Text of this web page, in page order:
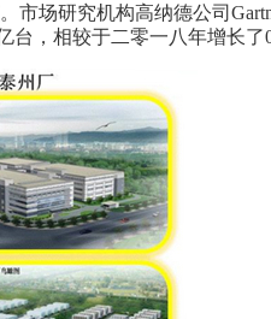
市场研究机构高纳德公司
，相较于二零一八年增长了